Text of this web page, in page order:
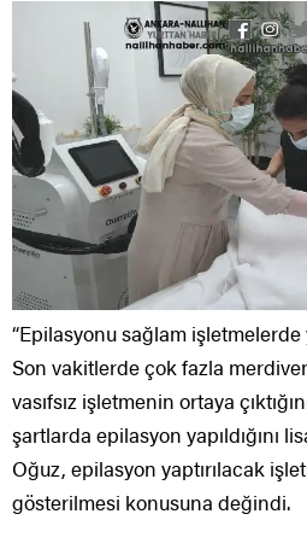
“Epilasyonu sağlam işletmelerde
Son vakitlerde çok fazla
vasıfsız işletmenin ortaya
şartlarda epilasyon yapıldığını
Oğuz, epilasyon yaptırılacak
gösterilmesi konusuna değindi.